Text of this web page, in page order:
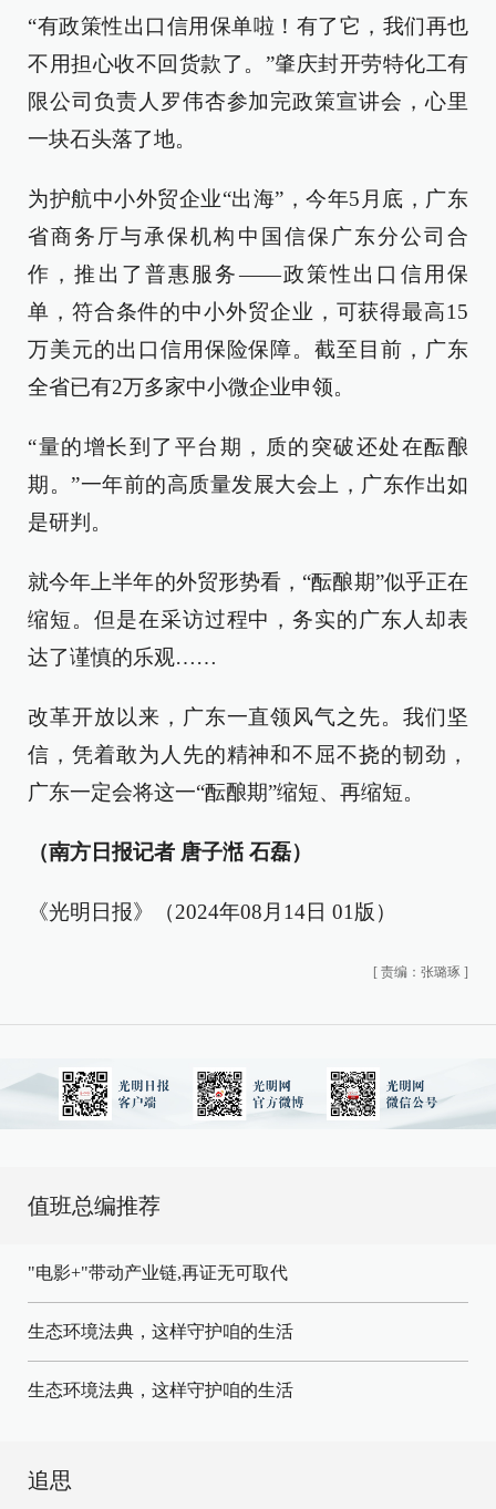
“有政策性出口信用保单啦！有了它，我们再也
不用担心收不回货款了。”肇庆封开劳特化工有
限公司负责人罗伟杏参加完政策宣讲会，心里
一块石头落了地。
为护航中小外贸企业“出海”，今年5月底，广东
省商务厅与承保机构中国信保广东分公司合
作，推出了普惠服务——政策性出口信用保
单，符合条件的中小外贸企业，可获得最高15
万美元的出口信用保险保障。截至目前，广东
全省已有2万多家中小微企业申领。
“量的增长到了平台期，质的突破还处在酝酿
期。”一年前的高质量发展大会上，广东作出如
是研判。
就今年上半年的外贸形势看，“酝酿期”似乎正在
缩短。但是在采访过程中，务实的广东人却表
达了谨慎的乐观……
改革开放以来，广东一直领风气之先。我们坚
信，凭着敢为人先的精神和不屈不挠的韧劲，
广东一定会将这一“酝酿期”缩短、再缩短。
（南方日报记者 唐子湉 石磊）
《光明日报》（2024年08月14日 01版）
[ 责编：张璐琢 ]
值班总编推荐
"电影+"带动产业链,再证无可取代
生态环境法典，这样守护咱的生活
生态环境法典，这样守护咱的生活
追思